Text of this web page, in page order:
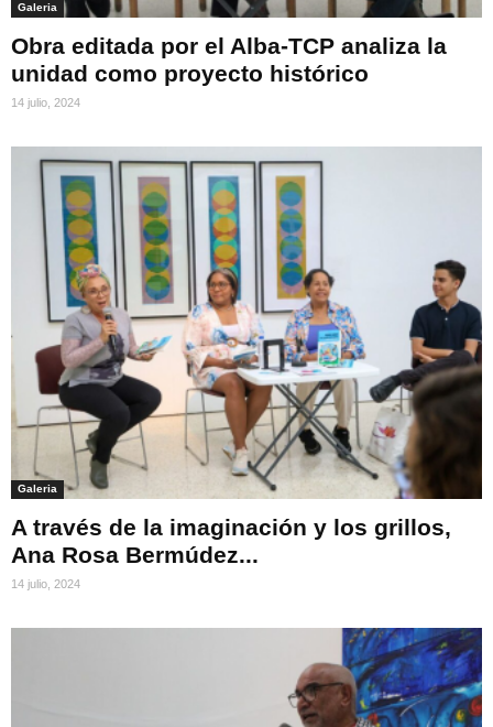
Galeria
Obra editada por el Alba-TCP analiza la
unidad como proyecto histórico
14 julio, 2024
Galeria
A través de la imaginación y los grillos,
Ana Rosa Bermúdez...
14 julio, 2024